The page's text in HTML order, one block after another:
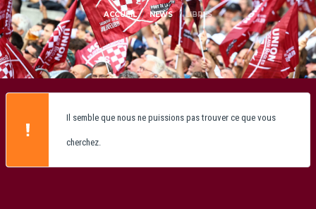
ACCUEIL NEWS LIBRES
Il semble que nous ne puissions pas trouver ce que vous
cherchez.